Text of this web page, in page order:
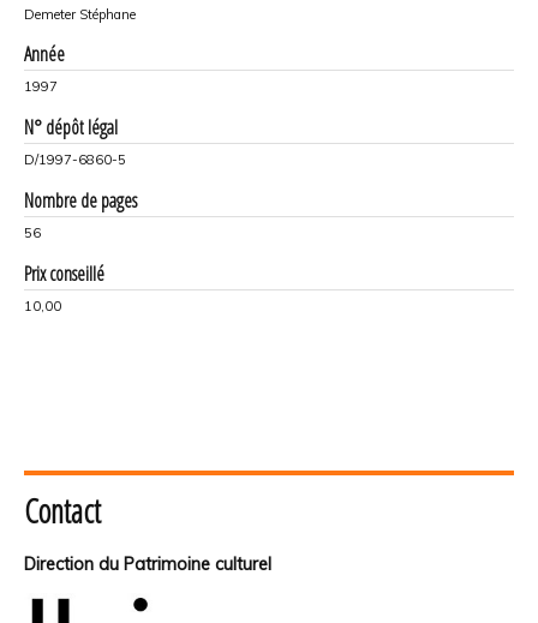
Demeter Stéphane
Année
1997
N° dépôt légal
D/1997-6860-5
Nombre de pages
56
Prix conseillé
10,00
Contact
Direction du Patrimoine culturel